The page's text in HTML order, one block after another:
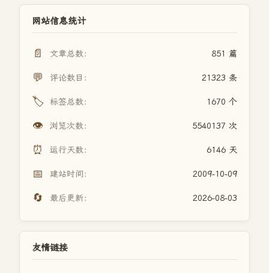
网站信息统计
📄 文章总数： 851 篇
💬 评论数目： 21323 条
🏷️ 标签总数： 1670 个
👁️ 浏览次数： 5540137 次
⏰ 运行天数： 6146 天
📅 建站时间： 2009-10-09
🔄 最后更新： 2026-08-03
友情链接